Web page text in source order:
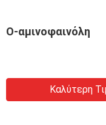
Ο-αμινοφαινόλη
Καλύτερη